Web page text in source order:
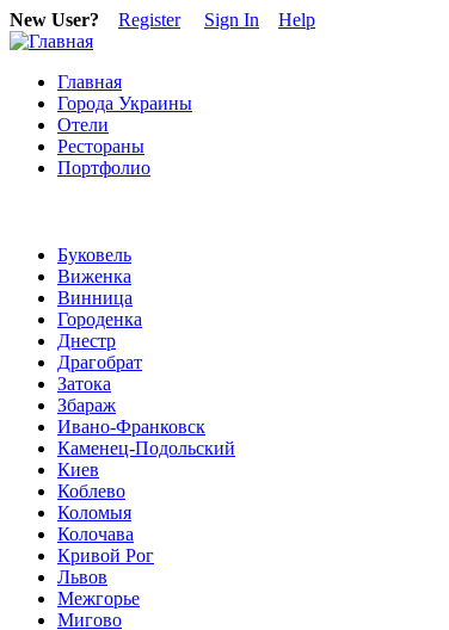
New User? Register Sign In Help
Главная
Города Украины
Отели
Рестораны
Портфолио
Буковель
Виженка
Винница
Городенка
Днестр
Драгобрат
Затока
Збараж
Ивано-Франковск
Каменец-Подольский
Киев
Коблево
Коломыя
Колочава
Кривой Рог
Львов
Межгорье
Мигово